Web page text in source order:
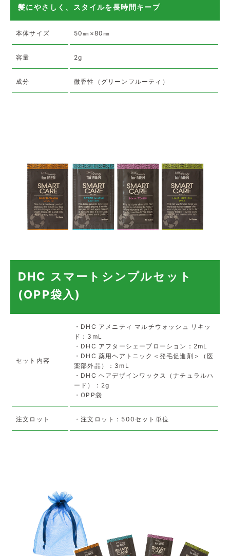
髪にやさしく、スタイルを長時間キープ
本体サイズ 50㎜×80㎜
容量 2g
成分 微香性（グリーンフルーティ）
DHC スマートシンプルセット
(OPP袋入)
セット内容
・DHC アメニティ マルチウォッシュ リキッ
ド：3mL
・DHC アフターシェーブローション：2mL
・DHC 薬用ヘアトニック＜発毛促進剤＞（医
薬部外品）：3mL
・DHC ヘアデザインワックス（ナチュラルハ
ード）：2g
・OPP袋
注文ロット ・注文ロット：500セット単位